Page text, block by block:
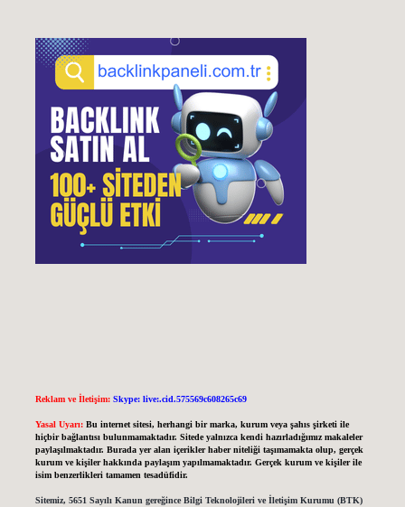
Reklam ve İletişim: Skype: live:.cid.575569c608265c69
Yasal Uyarı: Bu internet sitesi, herhangi bir marka, kurum veya şahıs şirketi ile
hiçbir bağlantısı bulunmamaktadır. Sitede yalnızca kendi hazırladığımız makaleler
paylaşılmaktadır. Burada yer alan içerikler haber niteliği taşımamakta olup, gerçek
kurum ve kişiler hakkında paylaşım yapılmamaktadır. Gerçek kurum ve kişiler ile
isim benzerlikleri tamamen tesadüfidir.
Sitemiz, 5651 Sayılı Kanun gereğince Bilgi Teknolojileri ve İletişim Kurumu (BTK)